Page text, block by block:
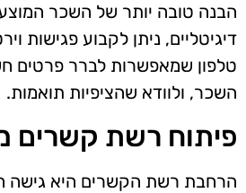
הבנה טובה יותר של השכר
דיגיטליים, ניתן לקבוע פגישות
טלפון שמאפשרות לברר פרטים
השכר, ולוודא שהציפיות תואמות.
פיתוח רשת קשרים
הרחבת רשת הקשרים היא גישה